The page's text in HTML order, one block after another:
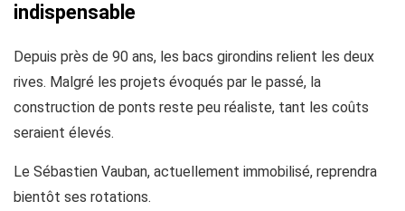
indispensable
Depuis près de 90 ans, les bacs girondins relient les deux
rives. Malgré les projets évoqués par le passé, la
construction de ponts reste peu réaliste, tant les coûts
seraient élevés.
Le Sébastien Vauban, actuellement immobilisé, reprendra
bientôt ses rotations.